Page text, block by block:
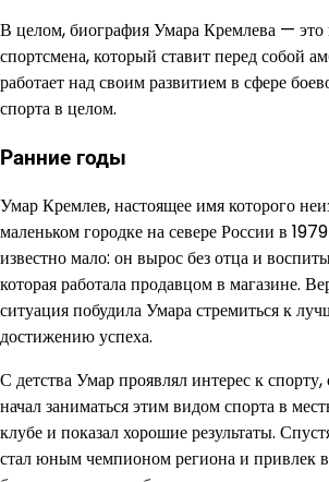
В целом, биография Умара Кремлева — это
спортсмена, который ставит перед собой
работает над своим развитием в сфере
спорта в целом.
Ранние годы
Умар Кремлев, настоящее имя которого
маленьком городке на севере России в
известно мало: он вырос без отца и
которая работала продавцом в магазине.
ситуация побудила Умара стремиться к
достижению успеха.
С детства Умар проявлял интерес к
начал заниматься этим видом спорта в
клубе и показал хорошие результаты.
стал юным чемпионом региона и привлек